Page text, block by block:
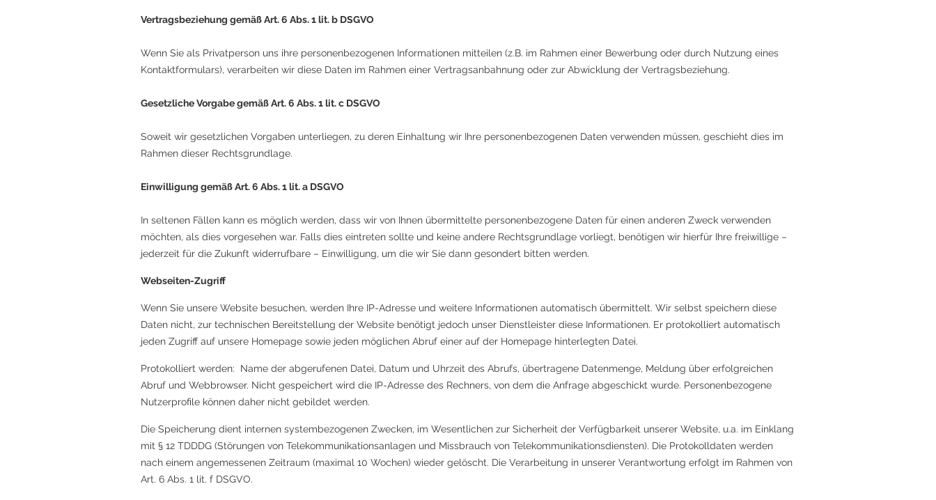
Vertragsbeziehung gemäß Art. 6 Abs. 1 lit. b DSGVO​
Wenn Sie als Privatperson uns ihre personenbezogenen Informationen mitteilen (z.B. im Rahmen einer Bewerbung oder durch Nutzung eines
Kontaktformulars), verarbeiten wir diese Daten im Rahmen einer Vertragsanbahnung oder zur Abwicklung der Vertragsbeziehung.
Gesetzliche Vorgabe gemäß Art. 6 Abs. 1 lit. c DSGVO​
Soweit wir gesetzlichen Vorgaben unterliegen, zu deren Einhaltung wir Ihre personenbezogenen Daten verwenden müssen, geschieht dies im
Rahmen dieser Rechtsgrundlage.
Einwilligung gemäß Art. 6 Abs. 1 lit. a DSGVO​
In seltenen Fällen kann es möglich werden, dass wir von Ihnen übermittelte personenbezogene Daten für einen anderen Zweck verwenden
möchten, als dies vorgesehen war. Falls dies eintreten sollte und keine andere Rechtsgrundlage vorliegt, benötigen wir hierfür Ihre freiwillige –
jederzeit für die Zukunft widerrufbare – Einwilligung, um die wir Sie dann gesondert bitten werden.
Webseiten-Zugriff
Wenn Sie unsere Website besuchen, werden Ihre IP-Adresse und weitere Informationen automatisch übermittelt. Wir selbst speichern diese
Daten nicht, zur technischen Bereitstellung der Website benötigt jedoch unser Dienstleister diese Informationen. Er protokolliert automatisch
jeden Zugriff auf unsere Homepage sowie jeden möglichen Abruf einer auf der Homepage hinterlegten Datei.
Protokolliert werden: Name der abgerufenen Datei, Datum und Uhrzeit des Abrufs, übertragene Datenmenge, Meldung über erfolgreichen
Abruf und Webbrowser. Nicht gespeichert wird die IP-Adresse des Rechners, von dem die Anfrage abgeschickt wurde. Personenbezogene
Nutzerprofile können daher nicht gebildet werden.
Die Speicherung dient internen systembezogenen Zwecken, im Wesentlichen zur Sicherheit der Verfügbarkeit unserer Website, u.a. im Einklang
mit § 12 TDDDG (Störungen von Telekommunikationsanlagen und Missbrauch von Telekommunikationsdiensten). Die Protokolldaten werden
nach einem angemessenen Zeitraum (maximal 10 Wochen) wieder gelöscht. Die Verarbeitung in unserer Verantwortung erfolgt im Rahmen von
Art. 6 Abs. 1 lit. f DSGVO.